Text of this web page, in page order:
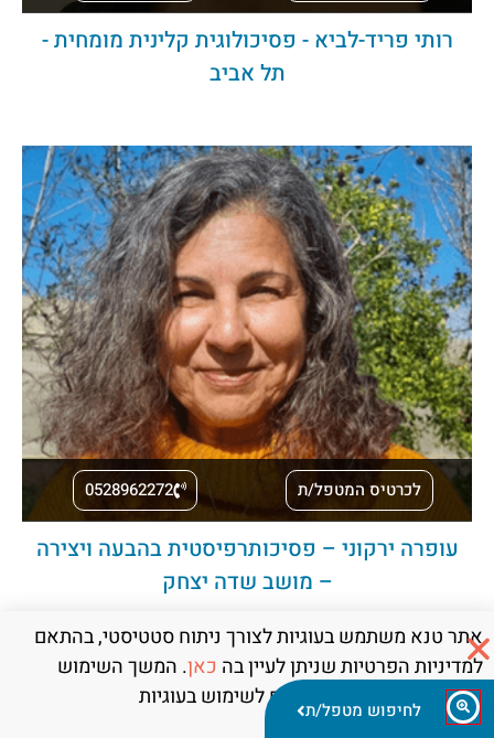
רותי פריד-לביא - פסיכולוגית קלינית מומחית -
תל אביב
לכרטיס המטפל/ת 0528962272
עופרה ירקוני – פסיכותרפיסטית בהבעה ויצירה
– מושב שדה יצחק
אתר טנא משתמש בעוגיות לצורך ניתוח סטטיסטי, בהתאם
למדיניות הפרטיות שניתן לעיין בה כאן. המשך השימוש
באתר מהווה את הסכמתכם לשימוש בעוגיות
לחיפוש מטפל/ת